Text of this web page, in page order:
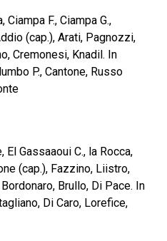
F., Ciampa G.,
(cap.), Arati, Pagnozzi,
Cremonesi, Knadil. In
P., Cantone, Russo
Gassaaoui C., la Rocca,
(cap.), Fazzino, Liistro,
Brullo, Di Pace. In
Di Caro, Lorefice,